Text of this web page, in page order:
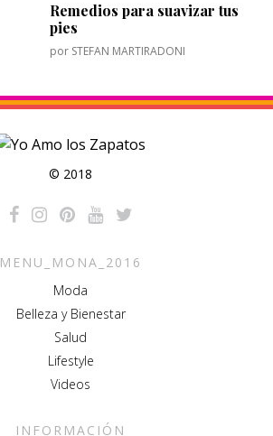
Remedios para suavizar tus
pies
por STEFAN MARTIRADONI
© 2018
MENU_MONA_2016
Moda
Belleza y Bienestar
Salud
Lifestyle
Videos
INFORMACIÓN